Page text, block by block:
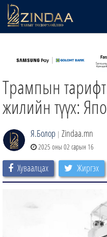
ТВ8
ӨГЛӨӨНИЙ СОНИН
АУДИО ЗОХИОЛ
Трампын
жилийн түүх:
Я.Болор | Zindaa.mn
2025 оны 02 сарын 16
Хуваалцах Жиргэх